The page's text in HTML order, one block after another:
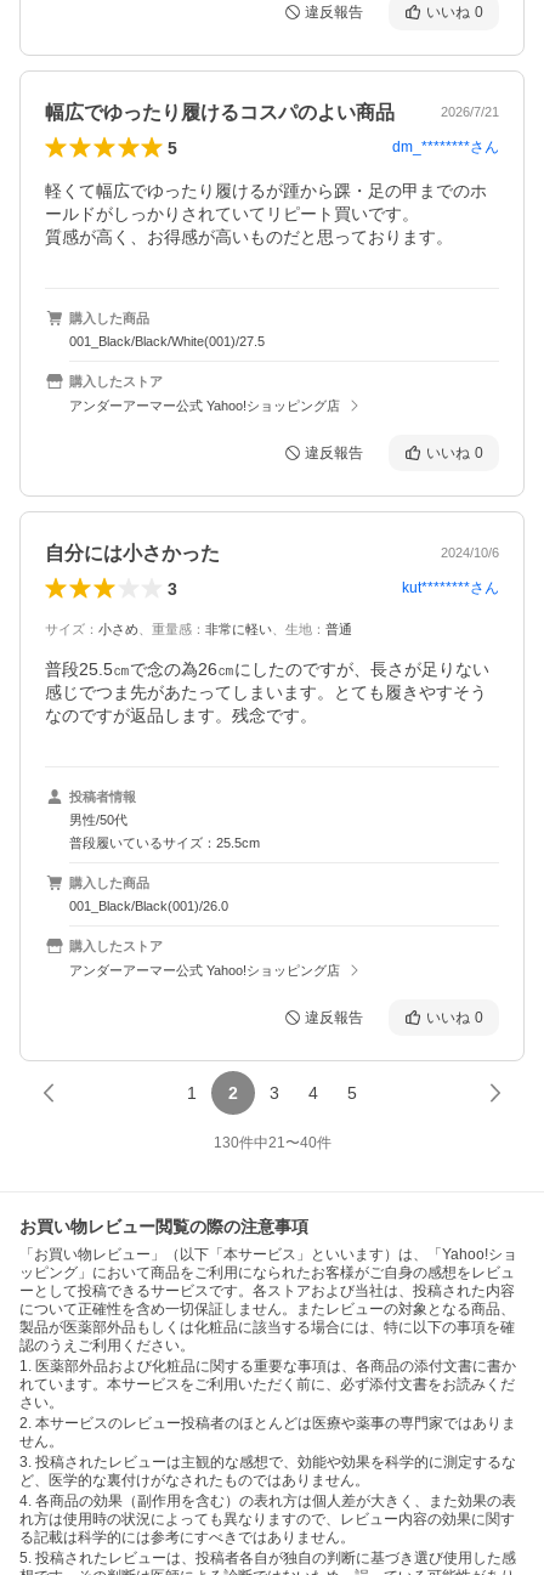
違反報告 いいね 0
幅広でゆったり履けるコスパのよい商品 2026/7/21
5 dm_********さん
軽くて幅広でゆったり履けるが踵から踝・足の甲までのホ
ールドがしっかりされていてリピート買いです。
購入した商品
001_Black/Black/White(001)/27.5
購入したストア
アンダーアーマー公式 Yahoo!ショッピング店
違反報告 いいね 0
自分には小さかった 2024/10/6
3 kut********さん
サイズ ： 小さめ 重量感 ： 非常に軽い 生地 ： 普通
普段25.5㎝で念の為26㎝にしたのですが、長さが足りない
感じでつま先があたってしまいます。とても履きやすそう
なのですが返品します。残念です。
投稿者情報
男性/50代
普段履いているサイズ：25.5cm
購入した商品
001_Black/Black(001)/26.0
購入したストア
アンダーアーマー公式 Yahoo!ショッピング店
違反報告 いいね 0
1 2 3 4 5
130件中21〜40件
お買い物レビュー閲覧の際の注意事項
「お買い物レビュー」（以下「本サービス」といいます）は、「Yahoo!ショ
ッピング」において商品をご利用になられたお客様がご自身の感想をレビュ
ーとして投稿できるサービスです。各ストアおよび当社は、投稿された内容
について正確性を含め一切保証しません。またレビューの対象となる商品、
製品が医薬部外品もしくは化粧品に該当する場合には、特に以下の事項を確
認のうえご利用ください。
1. 医薬部外品および化粧品に関する重要な事項は、各商品の添付文書に書か
れています。本サービスをご利用いただく前に、必ず添付文書をお読みくだ
さい。
2. 本サービスのレビュー投稿者のほとんどは医療や薬事の専門家ではありま
せん。
3. 投稿されたレビューは主観的な感想で、効能や効果を科学的に測定するな
ど、医学的な裏付けがなされたものではありません。
4. 各商品の効果（副作用を含む）の表れ方は個人差が大きく、また効果の表
れ方は使用時の状況によっても異なりますので、レビュー内容の効果に関す
る記載は科学的には参考にすべきではありません。
5. 投稿されたレビューは、投稿者各自が独自の判断に基づき選び使用した感